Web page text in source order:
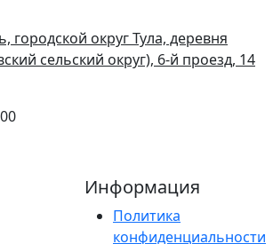
городской округ Тула, деревня
сельский округ), 6-й проезд, 14
Информация
Политика
конфиденциальности